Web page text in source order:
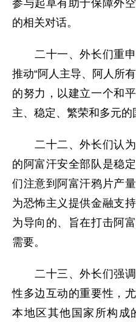
参与起草有助于保障外
的相关对话。
二十一、外长们重申
推动“阿人主导、阿人所
的努力，以建立一个和
主、稳定、繁荣和多元的
二十二、外长们认为
的阿富汗安全部队是稳
们注意到阿富汗鸦片产
为恐怖主义提供金融支
为导向的、旨在打击阿
需要。
二十三、外长们强调
性多边互动的重要性，
本地区其他国家所构成